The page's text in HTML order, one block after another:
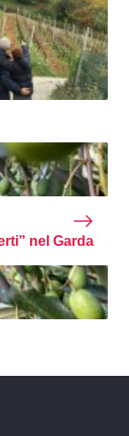
nel Garda